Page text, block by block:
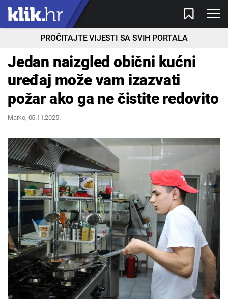
PROČITAJTE VIJESTI SA SVIH PORTALA
Jedan naizgled obični kućni
uređaj može vam izazvati
požar ako ga ne čistite redovito
Marko, 05.11.2025.